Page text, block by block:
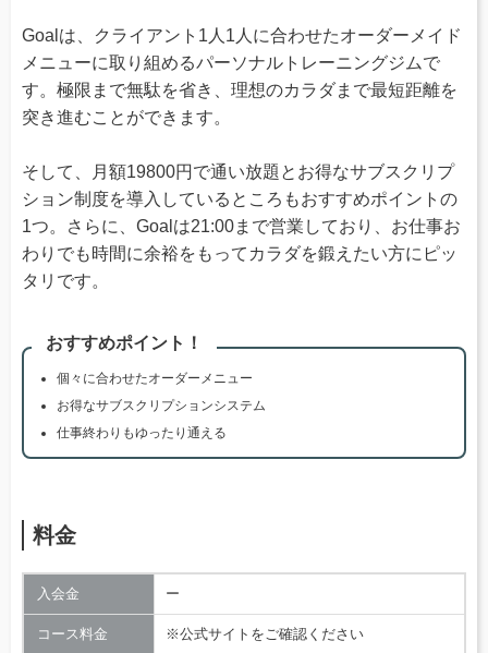
Goalは、クライアント1人1人に合わせたオーダーメイド
メニューに取り組めるパーソナルトレーニングジムで
す。極限まで無駄を省き、理想のカラダまで最短距離を
突き進むことができます。
そして、月額19800円で通い放題とお得なサブスクリプ
ション制度を導入しているところもおすすめポイントの
1つ。さらに、Goalは21:00まで営業しており、お仕事お
わりでも時間に余裕をもってカラダを鍛えたい方にピッ
タリです。
おすすめポイント！
個々に合わせたオーダーメニュー
お得なサブスクリプションシステム
仕事終わりもゆったり通える
料金
入会金 ー
コース料金 ※公式サイトをご確認ください